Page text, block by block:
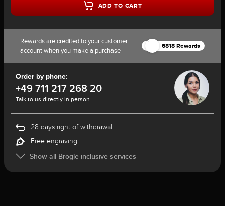
ADD TO CART
Rewards are credited to your customer
account when you make a purchase
6818 Rewards
Order by phone:
+49 711 217 268 20
Talk to us directly in person
28 days right of withdrawal
Free engraving
Show all Brogle inclusive services